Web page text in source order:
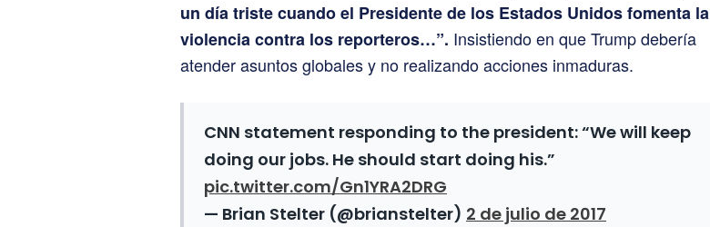
un día triste cuando el Presidente de los Estados Unidos fomenta la
violencia contra los reporteros…”. Insistiendo en que Trump debería
atender asuntos globales y no realizando acciones inmaduras.
CNN statement responding to the president: “We will keep
doing our jobs. He should start doing his.”
pic.twitter.com/Gn1YRA2DRG
— Brian Stelter (@brianstelter) 2 de julio de 2017